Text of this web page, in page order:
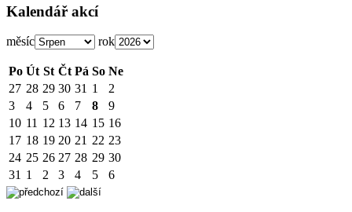
Kalendář akcí
měsíc rok
Po Út St Čt Pá So Ne
27 28 29 30 31 1
2
3
4 5 6 7 8
9
10 11 12 13 14 15 16
17 18 19 20 21 22 23
24 25 26 27 28 29 30
31 1 2 3 4 5 6